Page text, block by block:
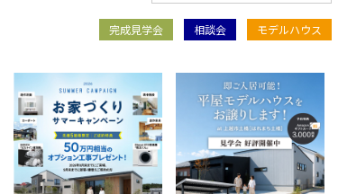
完成見学会 相談会 モデルハウス